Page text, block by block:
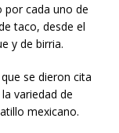
por cada uno de
taco, desde el
y de birria.
se dieron cita
variedad de
mexicano.